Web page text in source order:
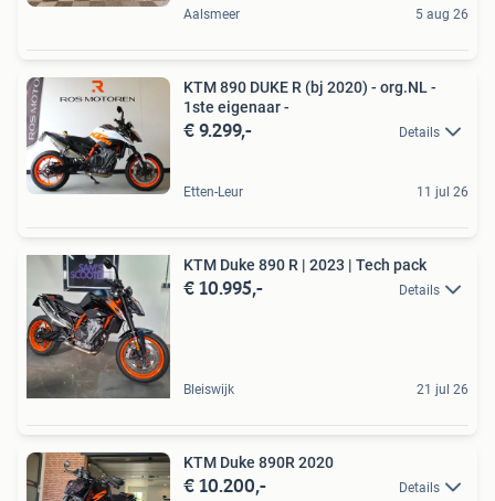
Aalsmeer 5 aug 26
KTM 890 DUKE R (bj 2020) - org.NL -
1ste eigenaar -
€ 9.299,- Details
Etten-Leur 11 jul 26
KTM Duke 890 R | 2023 | Tech pack
€ 10.995,- Details
Bleiswijk 21 jul 26
KTM Duke 890R 2020
€ 10.200,- Details